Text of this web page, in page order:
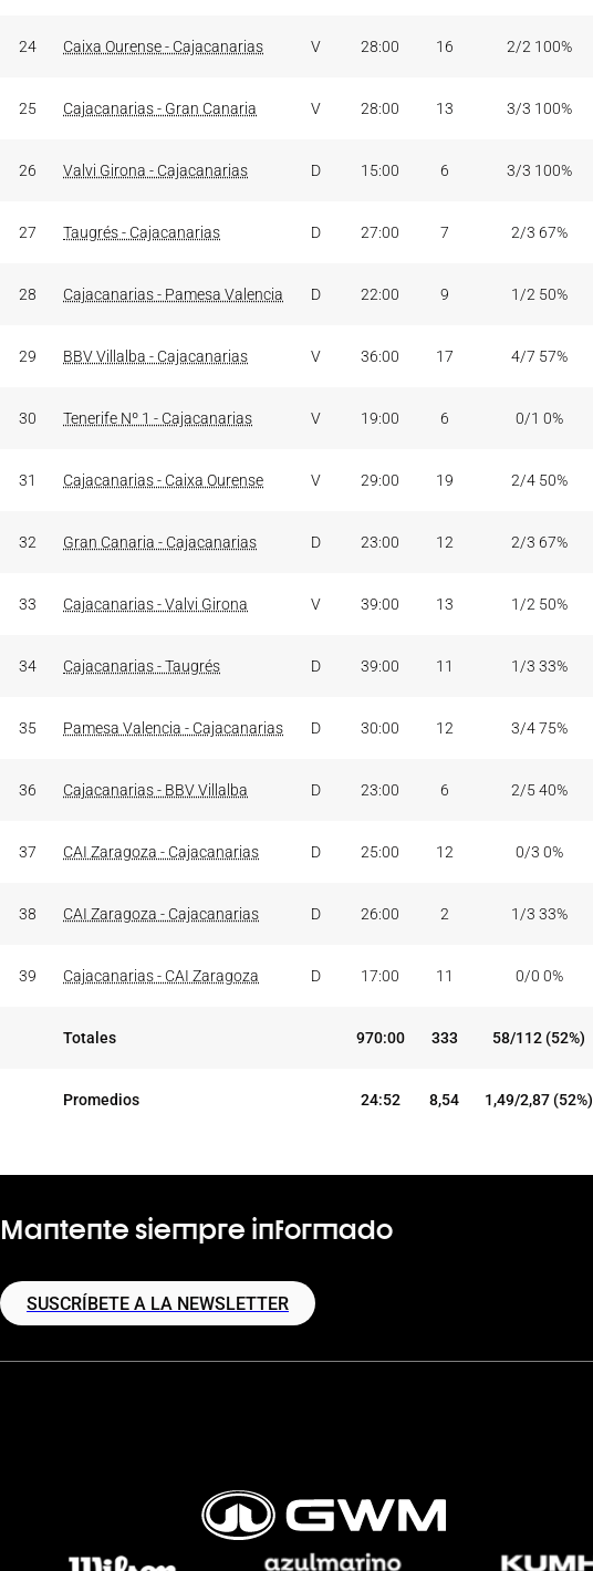
24 Caixa Ourense - Cajacanarias V 28:00 16 2/2 100%
25 Cajacanarias - Gran Canaria V 28:00 13 3/3 100%
26 Valvi Girona - Cajacanarias D 15:00 6 3/3 100%
27 Taugrés - Cajacanarias D 27:00 7 2/3 67%
28 Cajacanarias - Pamesa Valencia D 22:00 9 1/2 50%
29 BBV Villalba - Cajacanarias V 36:00 17 4/7 57%
30 Tenerife Nº 1 - Cajacanarias V 19:00 6 0/1 0%
31 Cajacanarias - Caixa Ourense V 29:00 19 2/4 50%
32 Gran Canaria - Cajacanarias D 23:00 12 2/3 67%
33 Cajacanarias - Valvi Girona V 39:00 13 1/2 50%
34 Cajacanarias - Taugrés D 39:00 11 1/3 33%
35 Pamesa Valencia - Cajacanarias D 30:00 12 3/4 75%
36 Cajacanarias - BBV Villalba D 23:00 6 2/5 40%
37 CAI Zaragoza - Cajacanarias D 25:00 12 0/3 0%
38 CAI Zaragoza - Cajacanarias D 26:00 2 1/3 33%
39 Cajacanarias - CAI Zaragoza D 17:00 11 0/0 0%
Totales 970:00 333 58/112 (52%)
Promedios 24:52 8,54 1,49/2,87 (52%)
Mantente siempre informado
SUSCRÍBETE A LA NEWSLETTER